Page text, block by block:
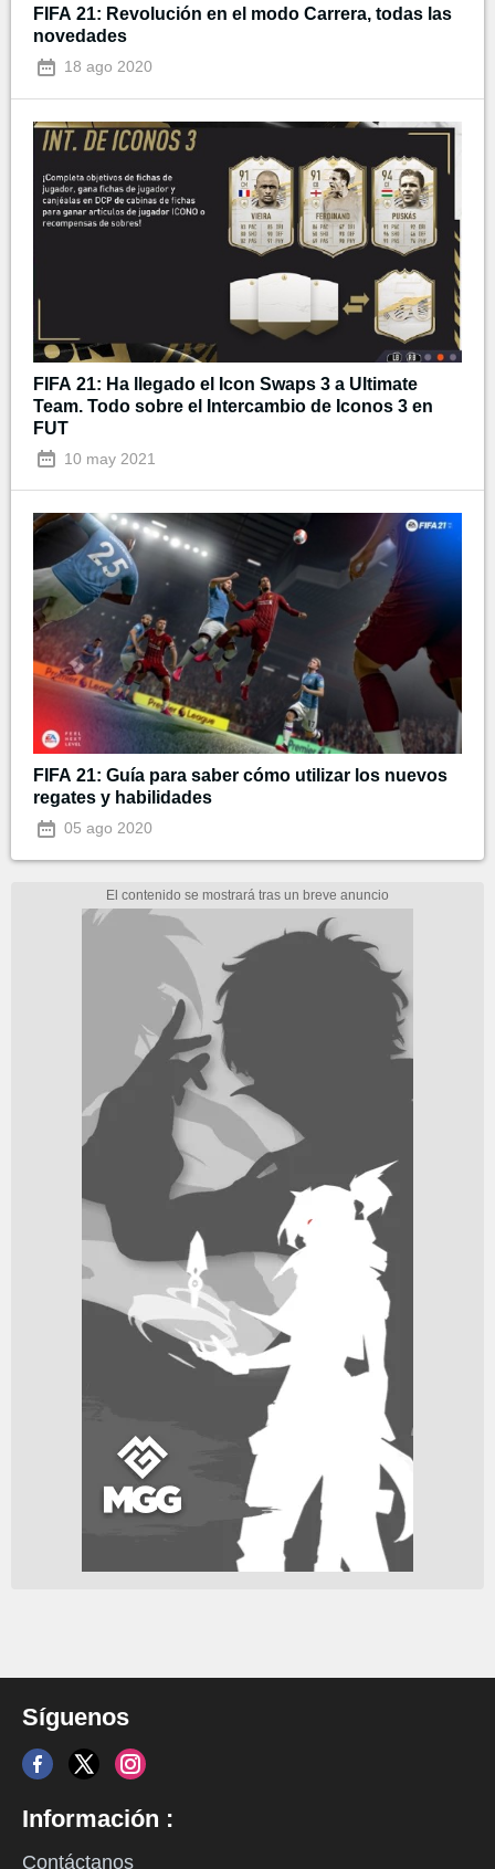
FIFA 21: Revolución en el modo Carrera, todas las
novedades
18 ago 2020
FIFA 21: Ha llegado el Icon Swaps 3 a Ultimate
Team. Todo sobre el Intercambio de Iconos 3 en
FUT
10 may 2021
FIFA 21: Guía para saber cómo utilizar los nuevos
regates y habilidades
05 ago 2020
Síguenos
Información :
Contáctanos